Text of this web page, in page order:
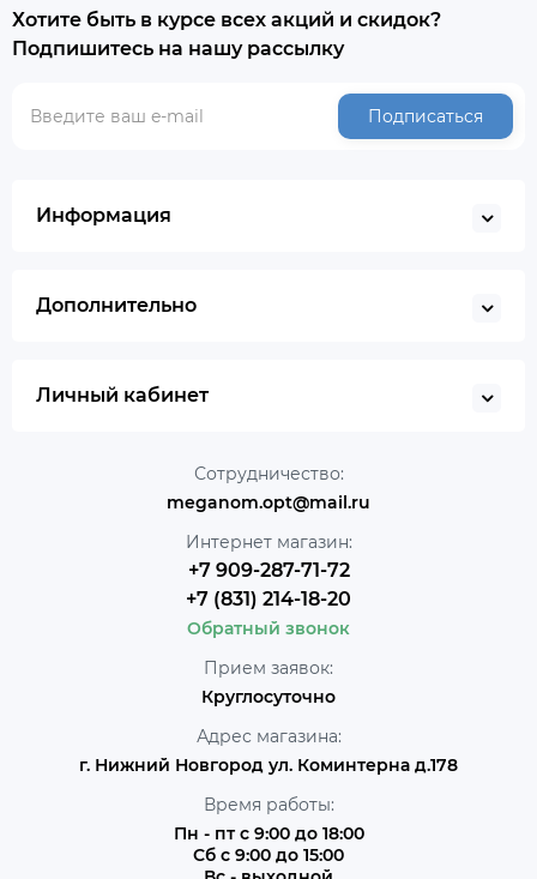
Хотите быть в курсе всех акций и скидок?
Подпишитесь на нашу рассылку
Подписаться
Информация
Дополнительно
Личный кабинет
Сотрудничество:
meganom.opt@mail.ru
Интернет магазин:
+7 909-287-71-72
+7 (831) 214-18-20
Обратный звонок
Прием заявок:
Круглосуточно
Адрес магазина:
г. Нижний Новгород ул. Коминтерна д.178
Время работы:
Пн - пт с 9:00 до 18:00
Сб с 9:00 до 15:00